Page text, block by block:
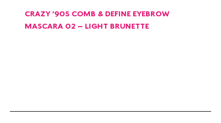
CRAZY ’90S COMB & DEFINE EYEBROW
MASCARA 02 – LIGHT BRUNETTE